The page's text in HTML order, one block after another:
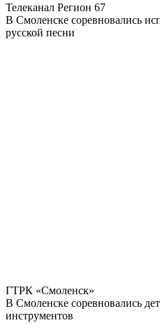
Телеканал Регион 67
В Смоленске соревновались
русской песни
ГТРК «Смоленск»
В Смоленске соревновались
инструментов